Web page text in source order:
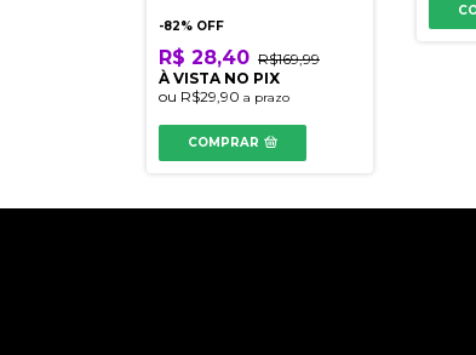
-82% OFF
R$ 28,40 R$169,99
À VISTA NO PIX
ou R$29,90 a prazo
COMPRAR